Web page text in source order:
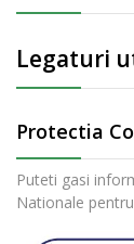
Legaturi
Protectia
Puteti gasi
Nationale